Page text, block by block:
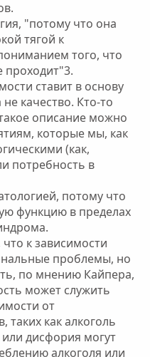
"потому что она
тягой к
того, что
проходит"3.
ставит в основу
качество. Кто-то
описание можно
которые мы, как
(как,
потребность в
потому что
функцию в пределах
к зависимости
проблемы, но
по мнению Кайпера,
может служить
от
как алкоголь
дисфория могут
алкоголя или